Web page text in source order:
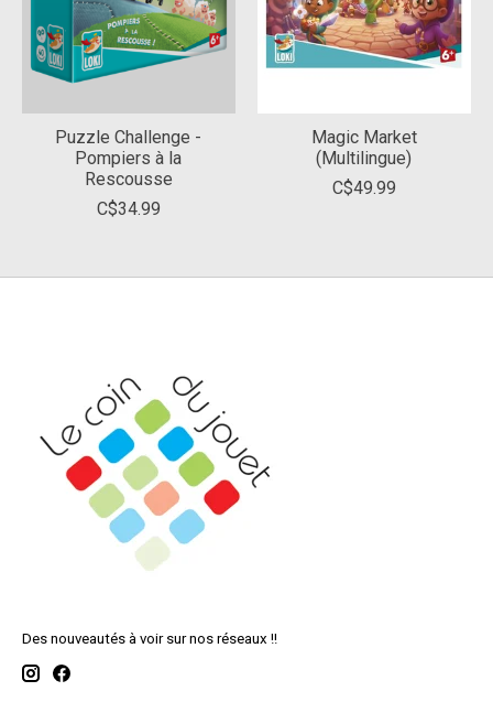
Puzzle Challenge -
Pompiers à la
Rescousse
C$34.99
Magic Market
(Multilingue)
C$49.99
Des nouveautés à voir sur nos réseaux !!